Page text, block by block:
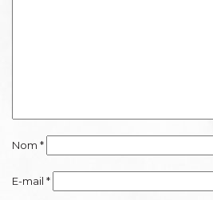
Nom *
E-mail *